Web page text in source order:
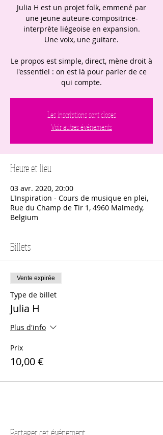
Julia H est un projet folk, emmené par
une jeune auteure-compositrice-
interprète liégeoise en expansion.
Une voix, une guitare.
Le propos est simple, direct, mène droit à
l'essentiel : on est là pour parler de ce
qui compte.
Les inscriptions sont closes
Voir autres événements
Heure et lieu
03 avr. 2020, 20:00
L'Inspiration - Cours de musique en plei,
Rue du Champ de Tir 1, 4960 Malmedy,
Belgium
Billets
Vente expirée
Type de billet
Julia H
Plus d'info
Prix
10,00 €